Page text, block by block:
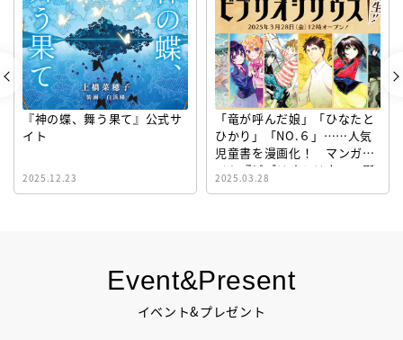
Event&Present
イベント&プレゼント
『神の蝶、舞う果て』公式サ
イト
2025.12.23
「竜が呼んだ娘」「ひなたと
ひかり」「NO.６」……人気
児童書を漫画化！ マンガサ
イト『ビブリオシリウス』誕
生！
2025.03.28